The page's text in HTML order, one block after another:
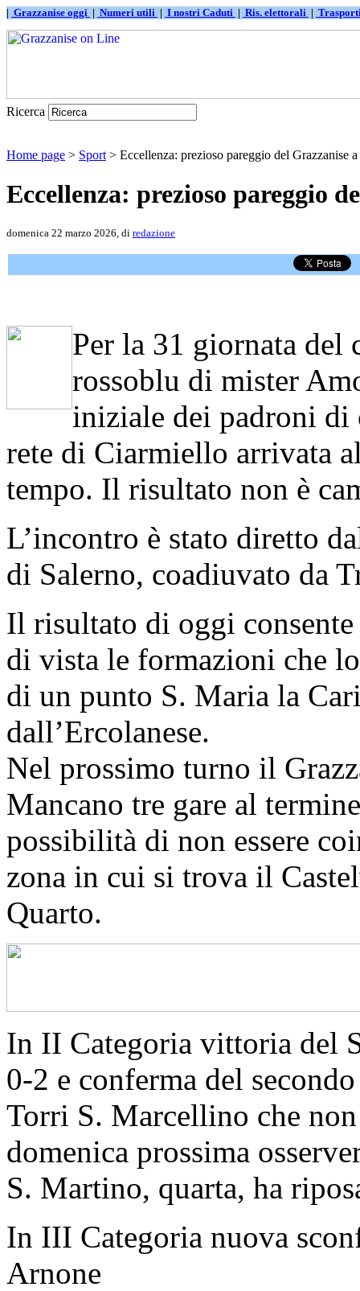
| Grazzanise oggi | Numeri utili | I nostri Caduti | Ris. elettorali |
Ricerca
Home page > Sport > Eccellenza: prezioso pareggio del Grazzanise
Eccellenza: prezioso pareggio
domenica 22 marzo 2026, di redazione
Per la 31 giornata del
rossoblu di mister
iniziale dei padroni di
rete di Ciarmiello arrivata
tempo. Il risultato non è
L’incontro è stato diretto
di Salerno, coadiuvato da
Il risultato di oggi
di vista le formazioni che
di un punto S. Maria la
dall’Ercolanese.
Nel prossimo turno il
Mancano tre gare al
possibilità di non essere
zona in cui si trova il
Quarto.
In II Categoria vittoria del
0-2 e conferma del
Torri S. Marcellino che non
domenica prossima
S. Martino, quarta, ha
In III Categoria nuova
Arnone